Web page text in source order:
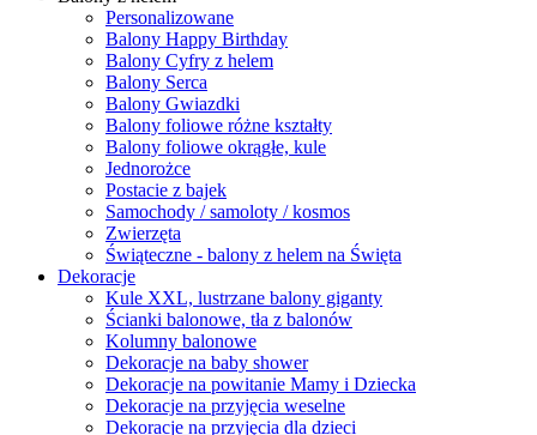
Personalizowane
Balony Happy Birthday
Balony Cyfry z helem
Balony Serca
Balony Gwiazdki
Balony foliowe różne kształty
Balony foliowe okrągłe, kule
Jednorożce
Postacie z bajek
Samochody / samoloty / kosmos
Zwierzęta
Świąteczne - balony z helem na Święta
Dekoracje
Kule XXL, lustrzane balony giganty
Ścianki balonowe, tła z balonów
Kolumny balonowe
Dekoracje na baby shower
Dekoracje na powitanie Mamy i Dziecka
Dekoracje na przyjęcia weselne
Dekoracje na przyjęcia dla dzieci